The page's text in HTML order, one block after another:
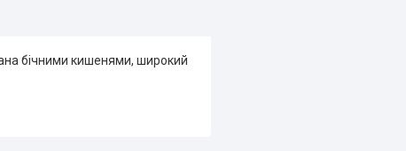
бічними кишенями, широкий